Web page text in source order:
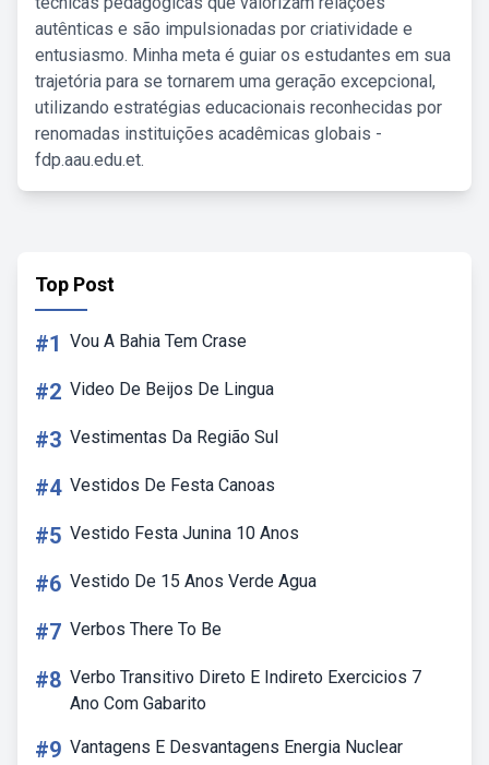
autênticas e são impulsionadas por criatividade e
entusiasmo. Minha meta é guiar os estudantes em sua
trajetória para se tornarem uma geração excepcional,
utilizando estratégias educacionais reconhecidas por
renomadas instituições acadêmicas globais -
fdp.aau.edu.et.
Top Post
#1 Vou A Bahia Tem Crase
#2 Video De Beijos De Lingua
#3 Vestimentas Da Região Sul
#4 Vestidos De Festa Canoas
#5 Vestido Festa Junina 10 Anos
#6 Vestido De 15 Anos Verde Agua
#7 Verbos There To Be
#8 Verbo Transitivo Direto E Indireto Exercicios 7
Ano Com Gabarito
#9 Vantagens E Desvantagens Energia Nuclear